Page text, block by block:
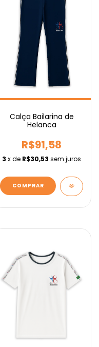
Calça Bailarina de
Helanca
R$91,58
3 x de R$30,53 sem juros
COMPRAR